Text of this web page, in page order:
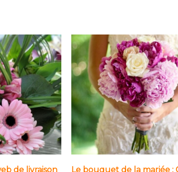
de livraison
Le bouquet de la mariée :